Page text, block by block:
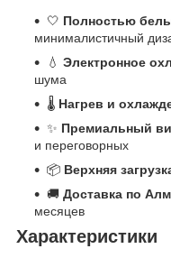
🤍 Полностью
минималистичный
💧 Электронное
шума
🌡️ Нагрев и
✨ Премиальный
и переговорных
📦 Верхняя
🚚 Доставка по
месяцев
Характеристики